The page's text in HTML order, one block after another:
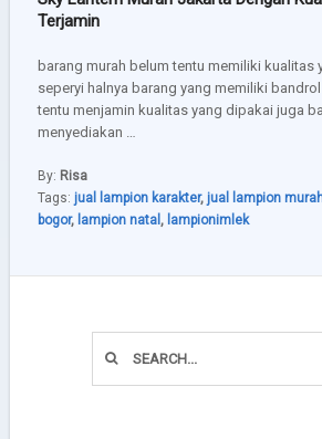
Terjamin
barang murah belum tentu memiliki kualitas
seperyi halnya barang yang memiliki
tentu menjamin kualitas yang dipakai juga
menyediakan …
By: Risa
Tags: jual lampion karakter, jual lampion
bogor, lampion natal , lampionimlek